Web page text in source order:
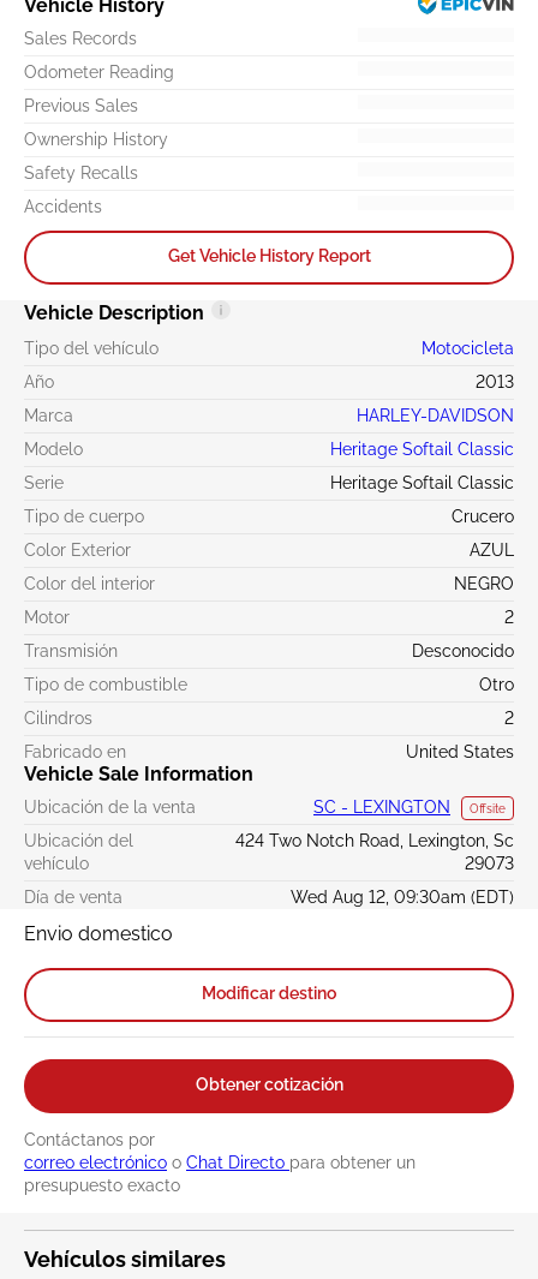
Vehicle History
Sales Records
Odometer Reading
Previous Sales
Ownership History
Safety Recalls
Accidents
Get Vehicle History Report
Vehicle Description
Tipo del vehículo
Motocicleta
Año
2013
Marca
HARLEY-DAVIDSON
Modelo
Heritage Softail Classic
Serie
Heritage Softail Classic
Tipo de cuerpo
Crucero
Color Exterior
AZUL
Color del interior
NEGRO
Motor
2
Transmisión
Desconocido
Tipo de combustible
Otro
Cilindros
2
Fabricado en
United States
Vehicle Sale Information
Ubicación de la venta SC - LEXINGTON Offsite
Ubicación del
vehículo
424 Two Notch Road, Lexington, Sc
29073
Día de venta
Wed Aug 12, 09:30am (EDT)
Envio domestico
Modificar destino
Obtener cotización
Contáctanos por
correo electrónico o Chat Directo para obtener un
presupuesto exacto
Vehículos similares